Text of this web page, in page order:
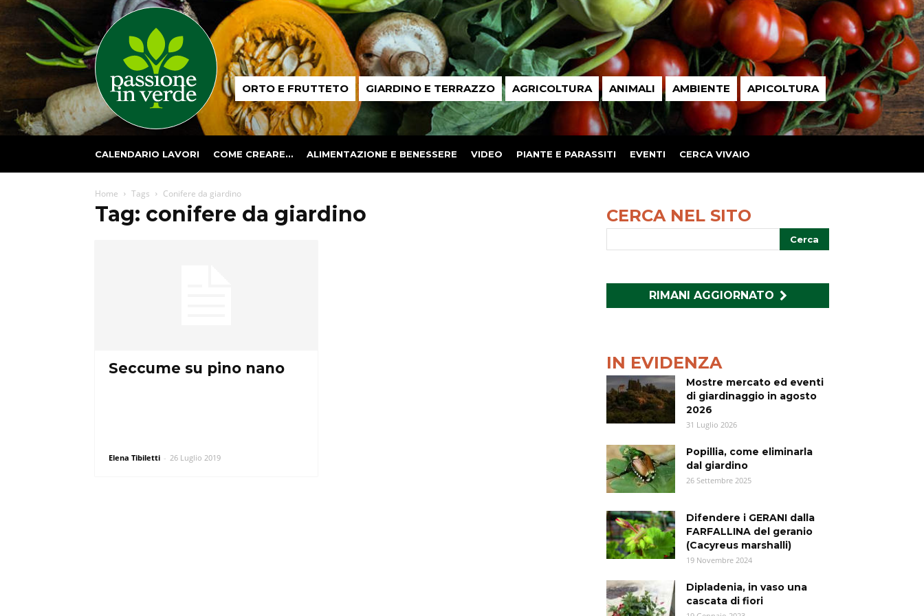
Passione
in ORTO E FRUTTETO GIARDINO E TERRAZZO AGRICOLTURA ANIMALI AMBIENTE APICOLTURA
CALENDARIO LAVORI COME CREARE… ALIMENTAZIONE E BENESSERE VIDEO PIANTE E PARASSITI EVENTI CERCA VIVAIO
Home Tags Conifere da giardino
Tag: conifere da giardino
Seccume su pino nano
Elena Tibiletti - 26 Luglio 2019
CERCA NEL SITO
RIMANI AGGIORNATO
IN EVIDENZA
Mostre mercato ed eventi
di giardinaggio in agosto
2026
31 Luglio 2026
Popillia, come eliminarla
dal giardino
26 Settembre 2025
Difendere i GERANI dalla
FARFALLINA del geranio
(Cacyreus marshalli)
19 Novembre 2024
Dipladenia, in vaso una
cascata di fiori